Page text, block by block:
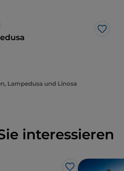
Like
Lampedusa und Linosa
interessieren